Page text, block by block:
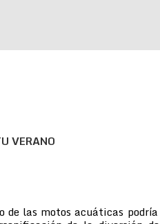
VERANO
de las motos acuáticas